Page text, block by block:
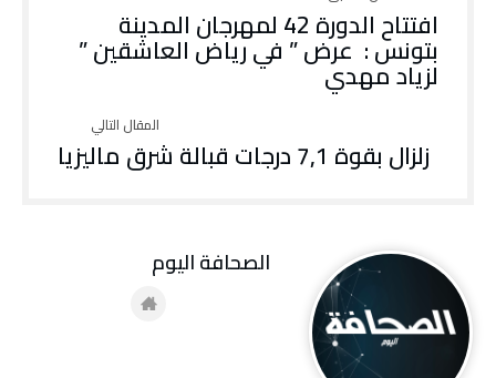
افتتاح الدورة 42 لمهرجان المدينة
بتونس : عرض ” في رياض العاشقين ”
لزياد مهدي
زلزال بقوة 7,1 درجات قبالة شرق ماليزيا